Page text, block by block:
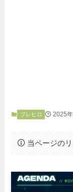
ブレヒロ 2025
当ページの